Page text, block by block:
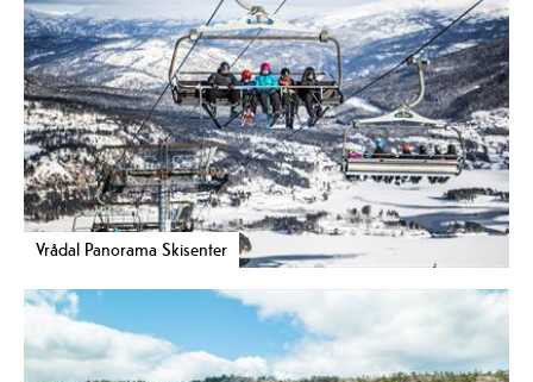
Vrådal Panorama Skisenter